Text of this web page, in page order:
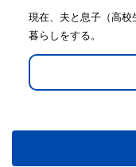
現在、夫と息子（高
暮らしをする。